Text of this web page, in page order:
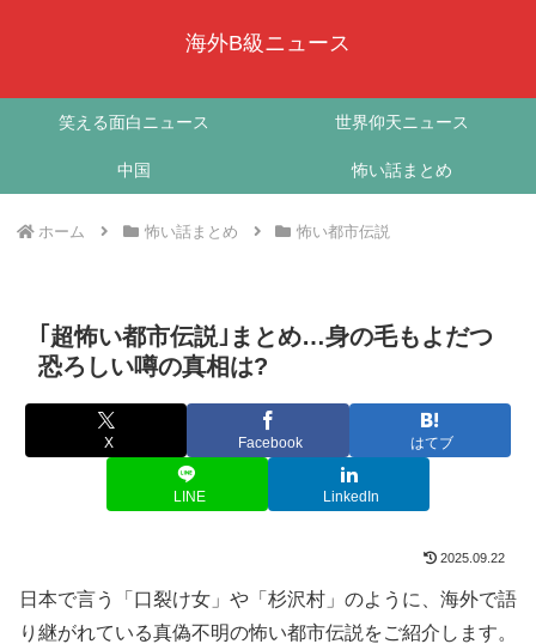
海外B級ニュース
笑える面白ニュース 世界仰天ニュース
中国 怖い話まとめ
ホーム 怖い話まとめ 怖い都市伝説
｢超怖い都市伝説｣まとめ…身の毛もよだつ
恐ろしい噂の真相は?
X Facebook はてブ
LINE LinkedIn
2025.09.22
日本で言う「口裂け女」や「杉沢村」のように、海外で語
り継がれている真偽不明の怖い都市伝説をご紹介します。